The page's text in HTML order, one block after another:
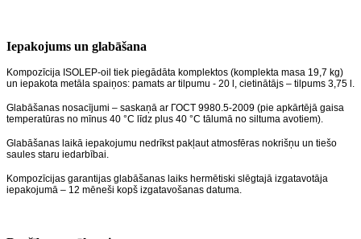
Iepakojums un glabāšana
Kompozīcija ISOLEP-oil tiek piegādāta komplektos (komplekta masa 19,7 kg)
un iepakota metāla spaiņos: pamats ar tilpumu - 20 l, cietinātājs – tilpums 3,75 l.
Glabāšanas nosacījumi – saskaņā ar ГОСТ 9980.5-2009 (pie apkārtējā gaisa
temperatūras no mīnus 40 °С līdz plus 40 °С tālumā no siltuma avotiem).
Glabāšanas laikā iepakojumu nedrīkst pakļaut atmosfēras nokrišņu un tiešo
saules staru iedarbībai.
Kompozīcijas garantijas glabāšanas laiks hermētiski slēgtajā izgatavotāja
iepakojumā – 12 mēneši kopš izgatavošanas datuma.